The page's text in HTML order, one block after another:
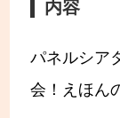
内容
パネルシア
会！えほん